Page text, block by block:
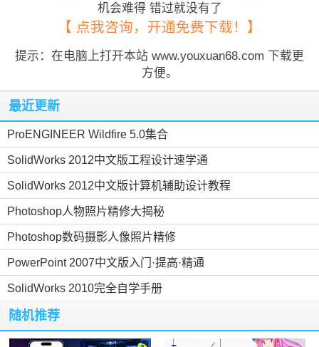
机会难得 错过就没有了
【 点我咨询，开通免费下载！】
提示：在电脑上打开本站 www.youxuan68.com 下载更
方便。
最近更新
ProENGINEER Wildfire 5.0集合
SolidWorks 2012中文版工程设计速学通
SolidWorks 2012中文版计算机辅助设计教程
Photoshop人物照片精修大揭秘
Photoshop数码摄影人像照片精修
PowerPoint 2007中文版入门·提高·精通
SolidWorks 2010完全自学手册
随机推荐